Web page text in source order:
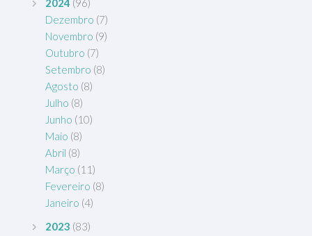
2024 (96)
Dezembro (7)
Novembro (9)
Outubro (7)
Setembro (8)
Agosto (8)
Julho (8)
Junho (10)
Maio (8)
Abril (8)
Março (11)
Fevereiro (8)
Janeiro (4)
2023 (83)